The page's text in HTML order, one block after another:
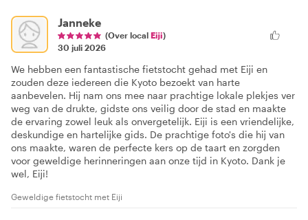
Janneke
(Over local Eiji)
30 juli 2026
We hebben een fantastische fietstocht gehad met Eiji en
zouden deze iedereen die Kyoto bezoekt van harte
aanbevelen. Hij nam ons mee naar prachtige lokale plekjes ver
weg van de drukte, gidste ons veilig door de stad en maakte
de ervaring zowel leuk als onvergetelijk. Eiji is een vriendelijke,
deskundige en hartelijke gids. De prachtige foto's die hij van
ons maakte, waren de perfecte kers op de taart en zorgden
voor geweldige herinneringen aan onze tijd in Kyoto. Dank je
wel, Eiji!
Geweldige fietstocht met Eiji